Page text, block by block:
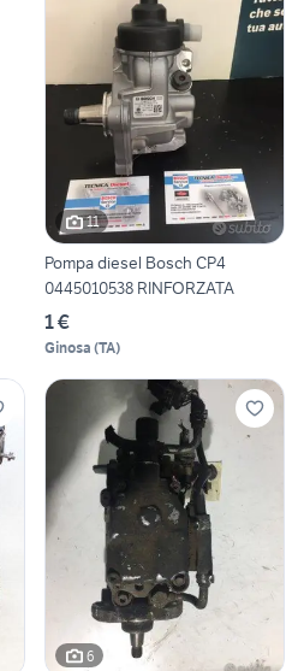
11
Pompa diesel Bosch CP4
0445010538 RINFORZATA
1 €
Ginosa (TA)
6